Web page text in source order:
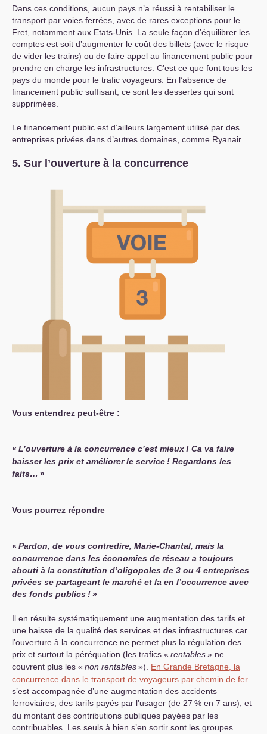
Dans ces conditions, aucun pays n’a réussi à rentabiliser le
transport par voies ferrées, avec de rares exceptions pour le
Fret, notamment aux Etats-Unis. La seule façon d’équilibrer les
comptes est soit d’augmenter le coût des billets (avec le risque
de vider les trains) ou de faire appel au financement public pour
prendre en charge les infrastructures. C’est ce que font tous les
pays du monde pour le trafic voyageurs. En l’absence de
financement public suffisant, ce sont les dessertes qui sont
supprimées.
Le financement public est d’ailleurs largement utilisé par des
entreprises privées dans d’autres domaines, comme Ryanair.
5. Sur l’ouverture à la concurrence
Vous entendrez peut-être :
« L’ouverture à la concurrence c’est mieux! Ca va faire
baisser les prix et améliorer le service! Regardons les
faits… »
Vous pourrez répondre
« Pardon, de vous contredire, Marie-Chantal, mais la
concurrence dans les économies de réseau a toujours
abouti à la constitution d’oligopoles de 3 ou 4 entreprises
privées se partageant le marché et la en l’occurrence avec
des fonds publics!»
Il en résulte systématiquement une augmentation des tarifs et
une baisse de la qualité des services et des infrastructures car
l’ouverture à la concurrence ne permet plus la régulation des
prix et surtout la péréquation (les trafics « rentables» ne
couvrent plus les « non rentables»). En Grande Bretagne, la
concurrence dans le transport de voyageurs par chemin de fer
s’est accompagnée d’une augmentation des accidents
ferroviaires, des tarifs payés par l’usager (de 27 % en 7 ans), et
du montant des contributions publiques payées par les
contribuables. Les seuls à bien s’en sortir sont les groupes